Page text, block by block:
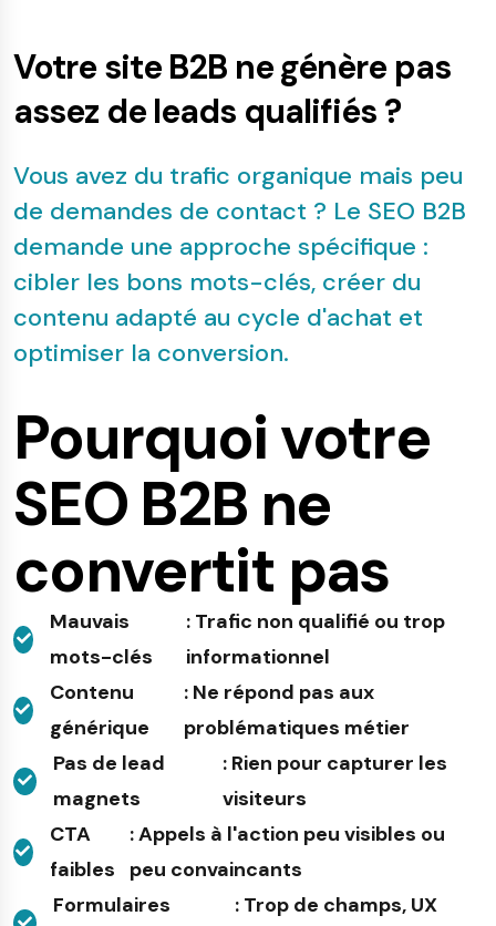
Votre site B2B ne génère pas
assez de leads qualifiés ?
Vous avez du trafic organique mais peu
de demandes de contact ? Le SEO B2B
demande une approche spécifique :
cibler les bons mots-clés, créer du
contenu adapté au cycle d'achat et
optimiser la conversion.
Pourquoi votre
SEO B2B ne
convertit pas
Mauvais
mots-clés
: Trafic non qualifié ou trop
informationnel
Contenu
générique
: Ne répond pas aux
problématiques métier
Pas de lead
magnets
: Rien pour capturer les
visiteurs
CTA
faibles
: Appels à l'action peu visibles ou
peu convaincants
Formulaires
: Trop de champs, UX